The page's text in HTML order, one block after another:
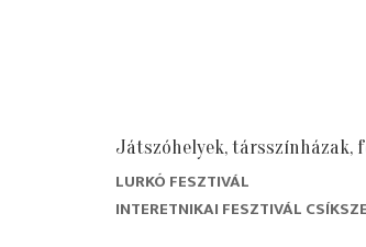
Játszóhelyek, társszínházak,
LURKÓ FESZTIVÁL
INTERETNIKAI FESZTIVÁL